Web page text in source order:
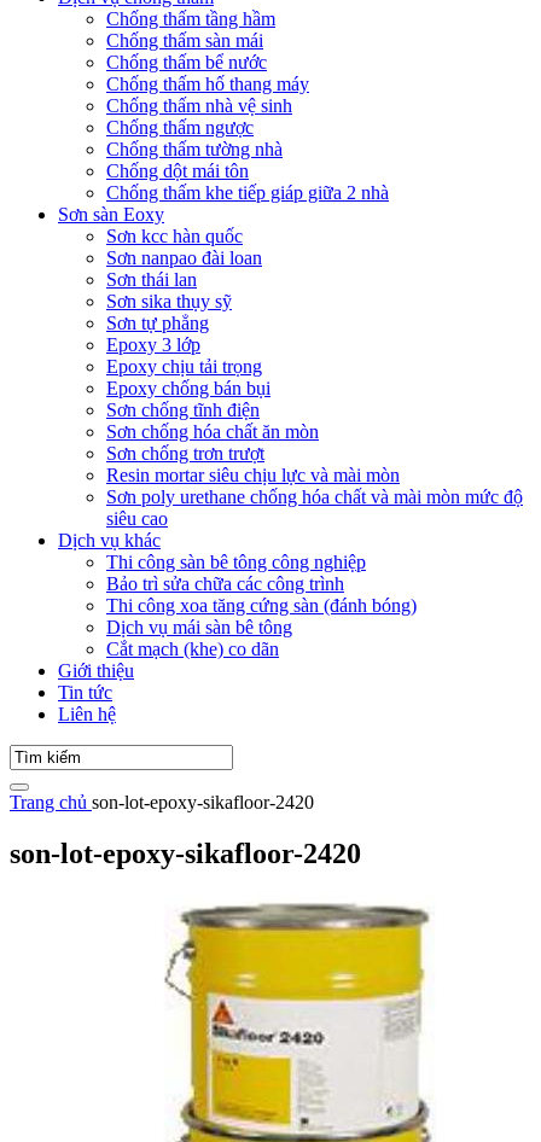
Chống thấm tầng hầm
Chống thấm sàn mái
Chống thấm bể nước
Chống thấm hố thang máy
Chống thấm nhà vệ sinh
Chống thấm ngược
Chống thấm tường nhà
Chống dột mái tôn
Chống thấm khe tiếp giáp giữa 2 nhà
Sơn sàn Eoxy
Sơn kcc hàn quốc
Sơn nanpao đài loan
Sơn thái lan
Sơn sika thụy sỹ
Sơn tự phẳng
Epoxy 3 lớp
Epoxy chịu tải trọng
Epoxy chống bán bụi
Sơn chống tĩnh điện
Sơn chống hóa chất ăn mòn
Sơn chống trơn trượt
Resin mortar siêu chịu lực và mài mòn
Sơn poly urethane chống hóa chất và mài mòn mức độ
siêu cao
Dịch vụ khác
Thi công sàn bê tông công nghiệp
Bảo trì sửa chữa các công trình
Thi công xoa tăng cứng sàn (đánh bóng)
Dịch vụ mái sàn bê tông
Cắt mạch (khe) co dãn
Giới thiệu
Tin tức
Liên hệ
Trang chủ son-lot-epoxy-sikafloor-2420
son-lot-epoxy-sikafloor-2420